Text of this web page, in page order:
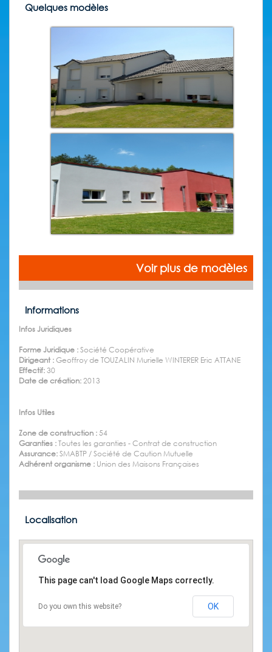
Quelques modèles
Voir plus de modèles
Informations
Infos Juridiques
Forme Juridique :Société Coopérative
Dirigeant :Geoffroy de TOUZALIN Murielle WINTERER Eric ATTANE
Effectif:30
Date de création:2013
Infos Utiles
Zone de construction :54
Garanties :Toutes les garanties - Contrat de construction
Assurance:SMABTP / Société de Caution Mutuelle
Adhérent organisme : Union des Maisons Françaises
Localisation
This page can't load Google Maps correctly.
Do you own this website? OK